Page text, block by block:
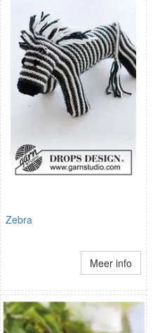
Zebra
Meer info